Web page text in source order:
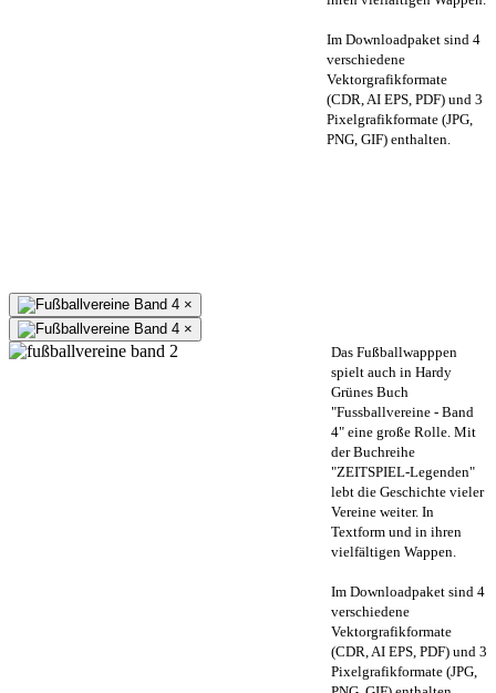
Im Downloadpaket sind 4
verschiedene
Vektorgrafikformate
(CDR, AI EPS, PDF) und 3
Pixelgrafikformate (JPG,
PNG, GIF) enthalten.
×
×
Das Fußballwapppen
spielt auch in Hardy
Grünes Buch
"Fussballvereine - Band
4" eine große Rolle. Mit
der Buchreihe
"ZEITSPIEL-Legenden"
lebt die Geschichte vieler
Vereine weiter. In
Textform und in ihren
vielfältigen Wappen.
Im Downloadpaket sind 4
verschiedene
Vektorgrafikformate
(CDR, AI EPS, PDF) und 3
Pixelgrafikformate (JPG,